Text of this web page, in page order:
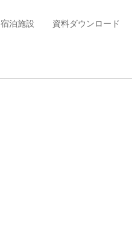
宿泊施設 資料ダウンロード